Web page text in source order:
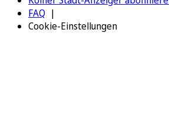
FAQ
Cookie-Einstellungen